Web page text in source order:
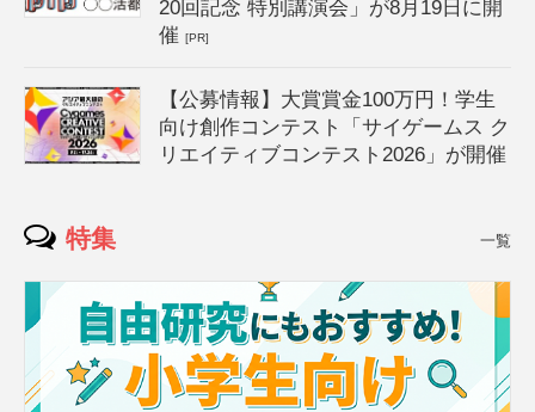
20回記念 特別講演会」が8月19日に開
催[PR]
【公募情報】大賞賞金100万円！学生
向け創作コンテスト「サイゲームス ク
リエイティブコンテスト2026」が開催
特集 一覧